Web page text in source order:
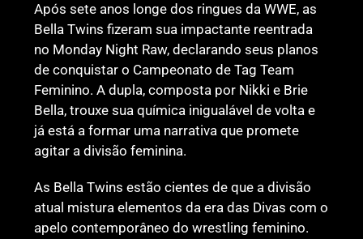
Após sete anos longe dos ringues da WWE, as
Bella Twins fizeram sua impactante reentrada
no Monday Night Raw, declarando seus planos
de conquistar o Campeonato de Tag Team
Feminino. A dupla, composta por Nikki e Brie
Bella, trouxe sua química inigualável de volta e
já está a formar uma narrativa que promete
agitar a divisão feminina.
As Bella Twins estão cientes de que a divisão
atual mistura elementos da era das Divas com o
apelo contemporâneo do wrestling feminino.